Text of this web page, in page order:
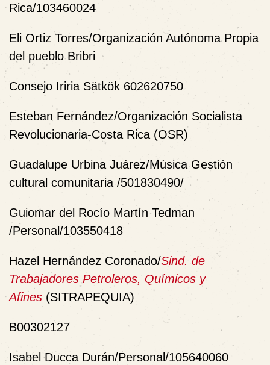
Rica/103460024
Eli Ortiz Torres/Organización Autónoma Propia
del pueblo Bribri
Consejo Iriria Sätkök 602620750
Esteban Fernández/Organización Socialista
Revolucionaria-Costa Rica (OSR)
Guadalupe Urbina Juárez/Música Gestión
cultural comunitaria /501830490/
Guiomar del Rocío Martín Tedman
/Personal/103550418
Hazel Hernández Coronado/Sind. de
Trabajadores Petroleros, Químicos y
Afines (SITRAPEQUIA)
B00302127
Isabel Ducca Durán/Personal/105640060